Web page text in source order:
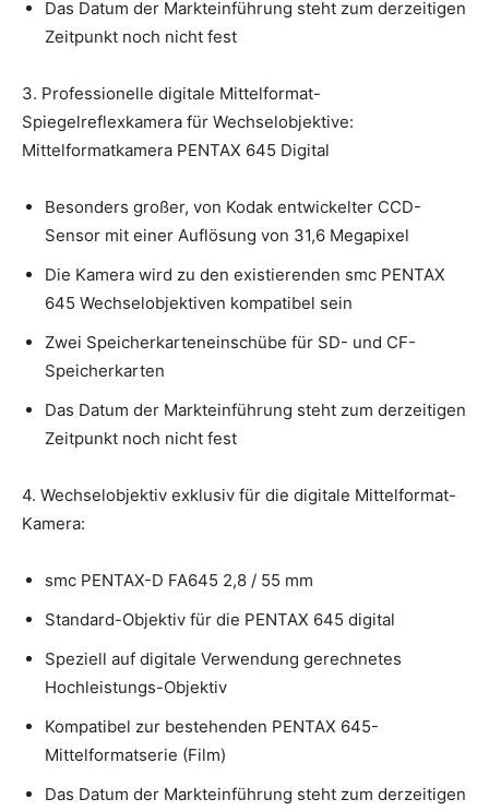
Das Datum der Markteinführung steht zum derzeitigen
Zeitpunkt noch nicht fest
3. Professionelle digitale Mittelformat-
Spiegelreflexkamera für Wechselobjektive:
Mittelformatkamera PENTAX 645 Digital
Besonders großer, von Kodak entwickelter CCD-
Sensor mit einer Auflösung von 31,6 Megapixel
Die Kamera wird zu den existierenden smc PENTAX
645 Wechselobjektiven kompatibel sein
Zwei Speicherkarteneinschübe für SD- und CF-
Speicherkarten
Das Datum der Markteinführung steht zum derzeitigen
Zeitpunkt noch nicht fest
4. Wechselobjektiv exklusiv für die digitale Mittelformat-
Kamera:
smc PENTAX-D FA645 2,8 / 55 mm
Standard-Objektiv für die PENTAX 645 digital
Speziell auf digitale Verwendung gerechnetes
Hochleistungs-Objektiv
Kompatibel zur bestehenden PENTAX 645-
Mittelformatserie (Film)
Das Datum der Markteinführung steht zum derzeitigen